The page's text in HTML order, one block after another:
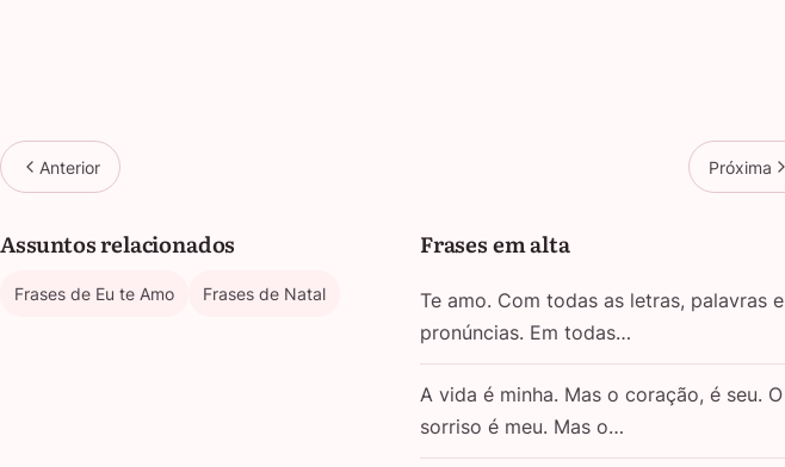
Anterior Próxima
Assuntos relacionados
Frases de Eu te Amo Frases de Natal
Frases em alta
Te amo. Com todas as letras, palavras e
pronúncias. Em todas…
A vida é minha. Mas o coração, é seu. O
sorriso é meu. Mas o…